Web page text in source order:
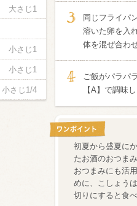
大さじ1
小さじ1
小さじ1
小さじ1/4
同じフライパ
溶いた卵を入
体を混ぜ合わ
ご飯がパラパ
【A】で調味
初夏から盛夏に
たお酒のおつま
おつまみにも活
めに、こしょう
切りにすると食